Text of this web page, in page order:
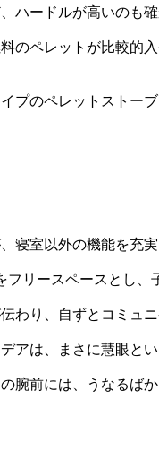
ハードルが高いのも確
のペレットが比較的
プのペレットストーブ
寝室以外の機能を充
リースペースとし
わり、自ずとコミュ
アは、まさに慧眼とい
腕前には、うなるばか